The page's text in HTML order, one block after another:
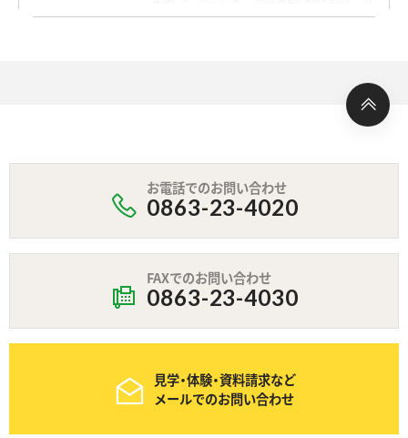
お電話でのお問い合わせ
0863-23-4020
FAXでのお問い合わせ
0863-23-4030
見学・体験・資料請求など
メールでのお問い合わせ